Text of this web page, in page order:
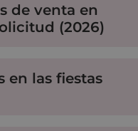
de venta en
(2026)
en las fiestas